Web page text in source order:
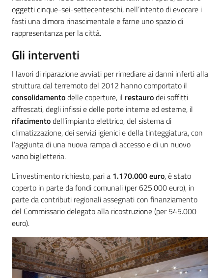
oggetti cinque-sei-settecenteschi, nell’intento di evocare i
fasti una dimora rinascimentale e farne uno spazio di
rappresentanza per la città.
Gli interventi
I lavori di riparazione avviati per rimediare ai danni inferti alla
struttura dal terremoto del 2012 hanno comportato il
consolidamentodelle coperture, il restaurodei soffitti
affrescati, degli infissi e delle porte interne ed esterne, il
rifacimentodell’impianto elettrico, del sistema di
climatizzazione, dei servizi igienici e della tinteggiatura, con
l’aggiunta di una nuova rampa di accesso e di un nuovo
vano biglietteria.
L’investimento richiesto, pari a 1.170.000 euro, è stato
coperto in parte da fondi comunali (per 625.000 euro), in
parte da contributi regionali assegnati con finanziamento
del Commissario delegato alla ricostruzione (per 545.000
euro).